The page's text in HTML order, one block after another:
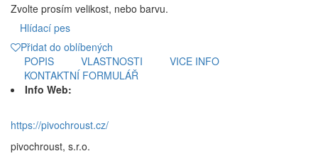
Zvolte prosím velikost, nebo barvu.
Hlídací pes
Přidat do oblíbených
POPIS
VLASTNOSTI
VICE INFO
KONTAKTNÍ FORMULÁŘ
Info Web:
https://pivochroust.cz/
pivochroust, s.r.o.